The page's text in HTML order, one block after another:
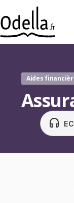
Aides
headset